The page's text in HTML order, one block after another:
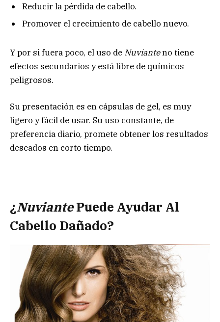
Reducir la pérdida de cabello.
Promover el crecimiento de cabello nuevo.
Y por si fuera poco, el uso de Nuvianteno tiene
efectos secundarios y está libre de químicos
peligrosos.
Su presentación es en cápsulas de gel, es muy
ligero y fácil de usar. Su uso constante, de
preferencia diario, promete obtener los resultados
deseados en corto tiempo.
¿NuviantePuede Ayudar Al
Cabello Dañado?